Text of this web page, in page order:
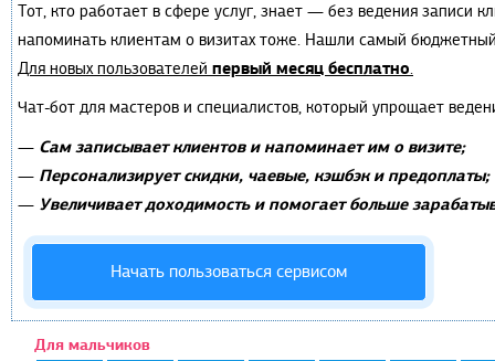
Тот, кто работает в сфере услуг, знает — без ведения записи
напоминать клиентам о визитах тоже. Нашли самый
Для новых пользователей первый месяц бесплатно.
Чат-бот для мастеров и специалистов, который упрощает
— Сам записывает клиентов и напоминает им о визите;
— Персонализирует скидки, чаевые, кэшбэк и предоплаты;
— Увеличивает доходимость и помогает больше
Начать пользоваться сервисом
Для мальчиков